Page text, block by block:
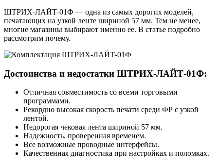
ШТРИХ-ЛАЙТ-01Ф — одна из самых дорогих моделей,
печатающих на узкой ленте шириной 57 мм. Тем не менее,
многие магазины выбирают именно ее. В статье подробно
рассмотрим почему.
Достоинства и недостатки ШТРИХ‑ЛАЙТ‑01Ф:
Отличная совместимость со всеми торговыми
программами.
Рекордно высокая скорость печати среди ФР с узкой
лентой.
Недорогая чековая лента шириной 57 мм.
Надежность, проверенная временем.
Все возможные проводные интерфейсы.
Качественная диагностика при настройках и поломках.